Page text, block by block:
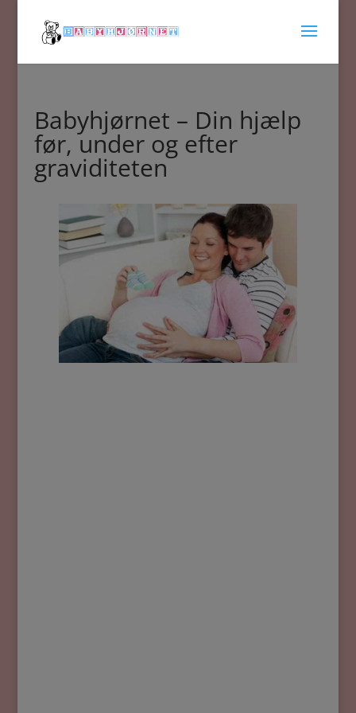
Babyhjørnet – Din hjælp
før, under og efter
graviditeten